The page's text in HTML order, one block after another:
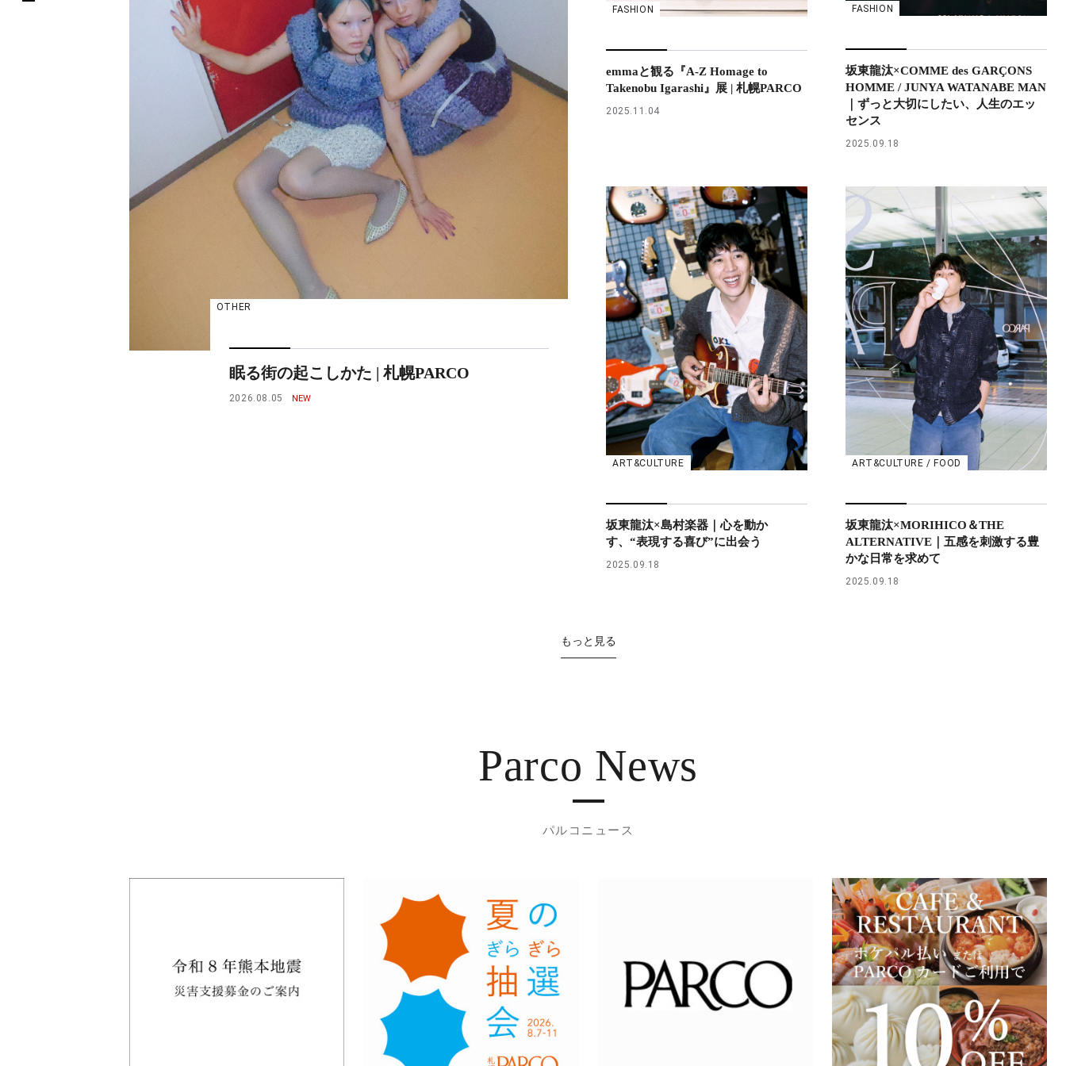
OTHER
眠る街の起こしかた | 札幌PARCO
2026.08.05
FASHION
emmaと観る『A-Z Homage to
Takenobu Igarashi』展 | 札幌PARCO
2025.11.04
FASHION
坂東龍汰×COMME des GARÇONS
HOMME / JUNYA WATANABE MAN
｜ずっと大切にしたい、人生のエッ
センス
2025.09.18
ART&CULTURE
坂東龍汰×島村楽器｜心を動か
す、“表現する喜び”に出会う
2025.09.18
ART&CULTURE / FOOD
坂東龍汰×MORIHICO＆THE
ALTERNATIVE｜五感を刺激する豊
かな日常を求めて
2025.09.18
もっと見る
Parco News
パルコニュース